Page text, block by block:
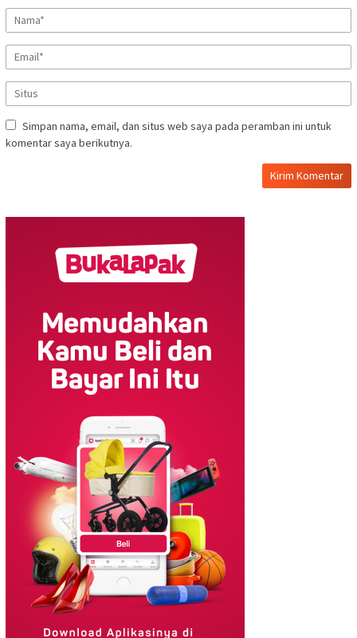
Simpan nama, email, dan situs web saya pada peramban ini untuk
komentar saya berikutnya.